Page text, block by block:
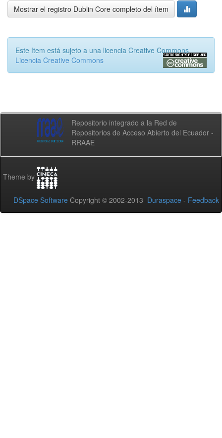
Mostrar el registro Dublin Core completo del ítem
Este ítem está sujeto a una licencia Creative Commons
Licencia Creative Commons
Repositorio integrado a la Red de
Repositorios de Acceso Abierto del Ecuador -
RRAAE
Theme by
DSpace Software Copyright © 2002-2013 Duraspace - Feedback